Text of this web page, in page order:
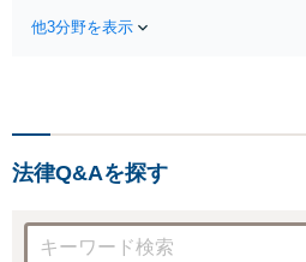
他3分野を表示
法律Q&Aを探す